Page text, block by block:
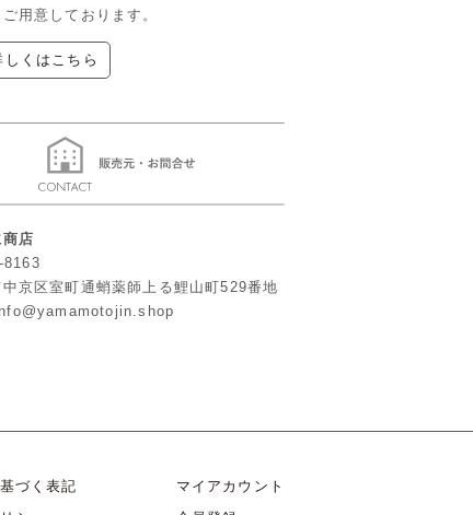
用意しております。
くはこちら
店
8163
京区室町通蛸薬師上る鯉山町529番地
づく表記
マイアカウント